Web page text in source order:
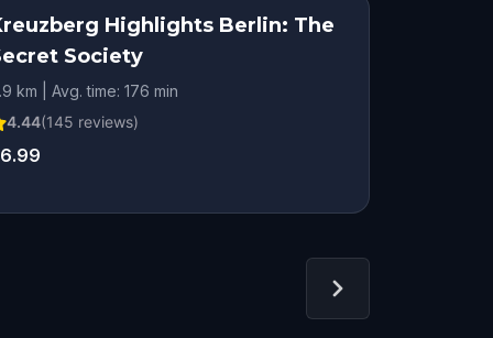
Highlights Berlin: The
Society
km | Avg. time: 176 min
4.44(145 reviews)